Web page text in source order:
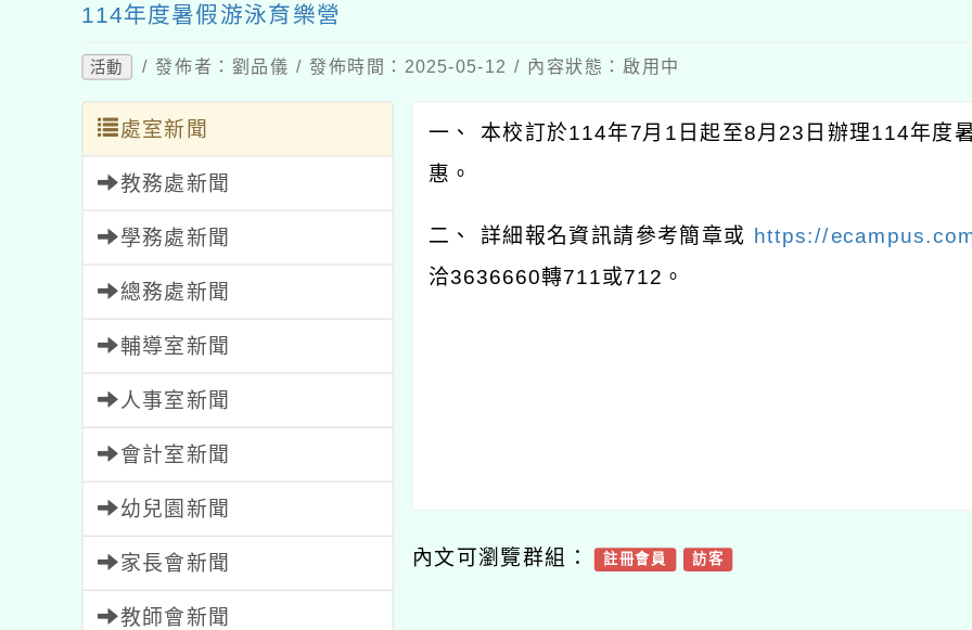
114年度暑假游泳育樂營
活動 / 發佈者：劉品儀 / 發佈時間：2025-05-12 / 內容狀態：啟用中
處室新聞
教務處新聞
學務處新聞
總務處新聞
輔導室新聞
人事室新聞
會計室新聞
幼兒園新聞
家長會新聞
教師會新聞
一、 本校訂於114年7月1日起至8月23日辦理114年度
惠。
二、 詳細報名資訊請參考簡章或 https://
洽3636660轉711或712。
內文可瀏覽群組： 註冊會員 訪客